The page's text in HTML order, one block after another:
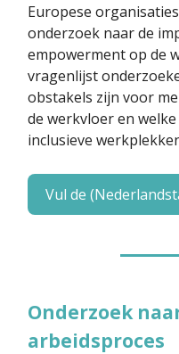
Europese
onderzoek naar de
empowerment op de
vragenlijst
obstakels zijn voor
de werkvloer en
inclusieve
Vul de
Onderzoek
arbeidsproces